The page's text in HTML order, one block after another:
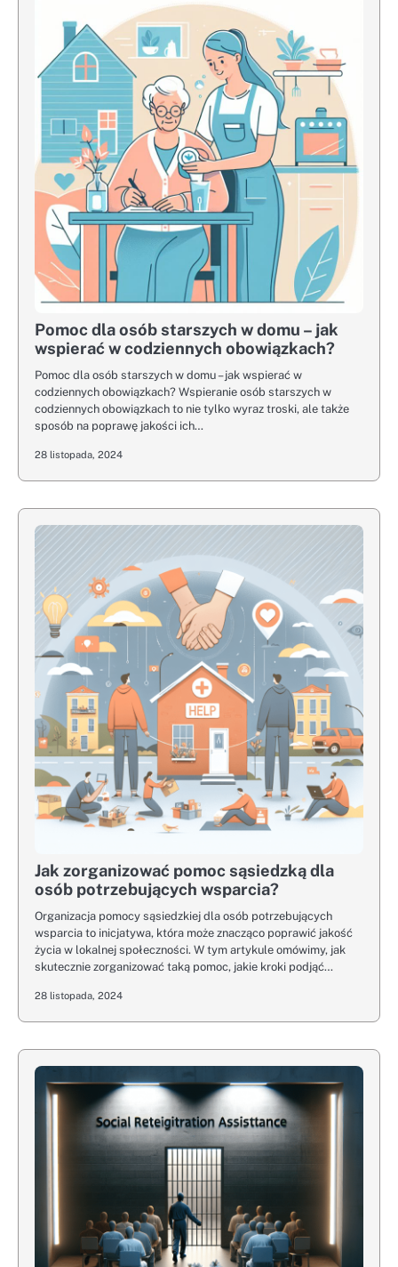
Pomoc dla osób starszych w domu – jak
wspierać w codziennych obowiązkach?
Pomoc dla osób starszych w domu – jak wspierać w
codziennych obowiązkach? Wspieranie osób starszych w
codziennych obowiązkach to nie tylko wyraz troski, ale także
sposób na poprawę jakości ich…
28 listopada, 2024
Jak zorganizować pomoc sąsiedzką dla
osób potrzebujących wsparcia?
Organizacja pomocy sąsiedzkiej dla osób potrzebujących
wsparcia to inicjatywa, która może znacząco poprawić jakość
życia w lokalnej społeczności. W tym artykule omówimy, jak
skutecznie zorganizować taką pomoc, jakie kroki podjąć…
28 listopada, 2024